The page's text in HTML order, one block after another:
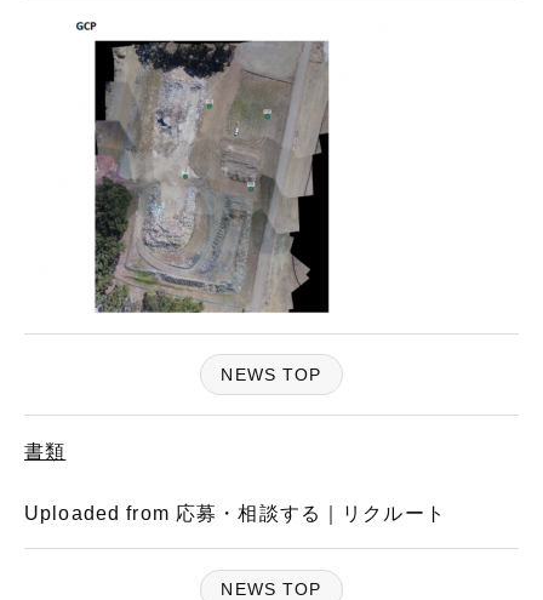
NEWS TOP
書類
Uploaded from 応募・相談する｜リクルート
NEWS TOP